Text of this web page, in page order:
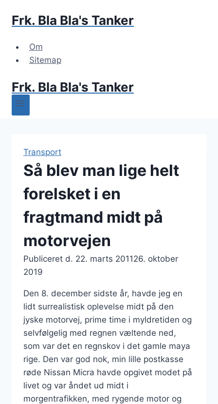
Frk. Bla Bla's Tanker
Om
Sitemap
Frk. Bla Bla's Tanker
Transport
Så blev man lige helt
forelsket i en
fragtmand midt på
motorvejen
Publiceret d. 22. marts 201126. oktober
2019
Den 8. december sidste år, havde jeg en
lidt surrealistisk oplevelse midt på den
jyske motorvej, prime time i myldretiden og
selvfølgelig med regnen væltende ned,
som var det en regnskov i det gamle maya
rige. Den var god nok, min lille postkasse
røde Nissan Micra havde opgivet modet på
livet og var åndet ud midt i
morgentrafikken, med rygende motor og